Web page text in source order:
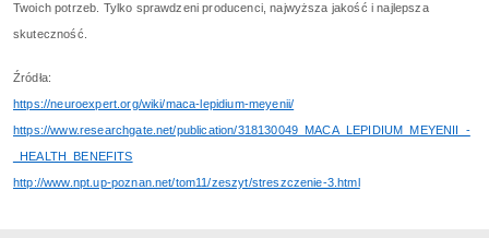
Twoich potrzeb. Tylko sprawdzeni producenci, najwyższa jakość i najlepsza
skuteczność.
Źródła:
https://neuroexpert.org/wiki/maca-lepidium-meyenii/
https://www.researchgate.net/publication/318130049_MACA_LEPIDIUM_MEYENII_-
_HEALTH_BENEFITS
http://www.npt.up-poznan.net/tom11/zeszyt/streszczenie-3.html